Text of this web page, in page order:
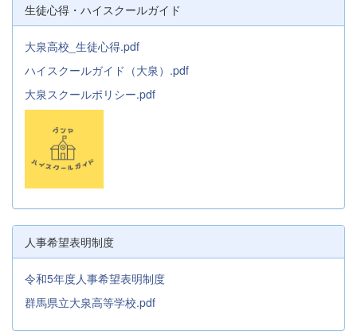
生徒心得・ハイスクールガイド
大泉高校_生徒心得.pdf
ハイスクールガイド（大泉）.pdf
大泉スクールポリシー.pdf
人事希望表明制度
令和5年度人事希望表明制度
群馬県立大泉高等学校.pdf